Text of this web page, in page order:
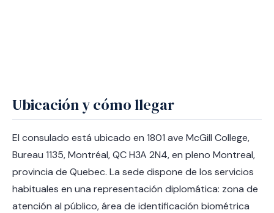
Ubicación y cómo llegar
El consulado está ubicado en 1801 ave McGill College,
Bureau 1135, Montréal, QC H3A 2N4, en pleno Montreal,
provincia de Quebec. La sede dispone de los servicios
habituales en una representación diplomática: zona de
atención al público, área de identificación biométrica